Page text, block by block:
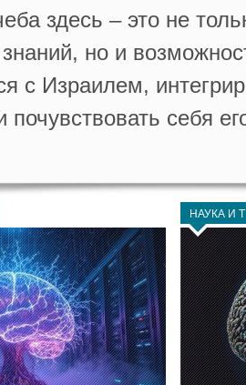
здесь – это не
но и
с Израилем,
почувствовать себя
НАУКА И